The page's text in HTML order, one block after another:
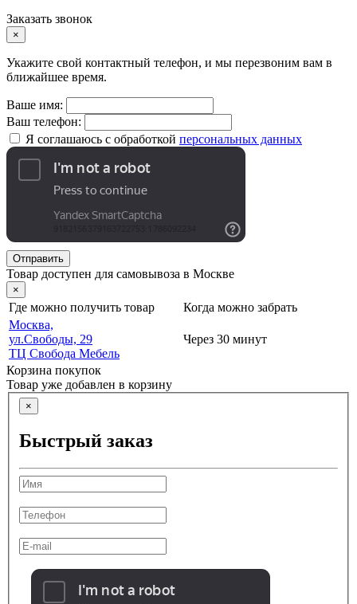
Заказать звонок
×
Укажите свой контактный телефон, и мы перезвоним вам в
ближайшее время.
Ваше имя:
Ваш телефон:
Я соглашаюсь с обработкой персональных данных
Отправить
Товар доступен для самовывоза в Москве
×
Где можно получить товар
Когда можно забрать
Москва,
ул.Свободы, 29
ТЦ Свобода Мебель
Через 30 минут
Корзина покупок
Товар уже добавлен в корзину
×
Быстрый заказ